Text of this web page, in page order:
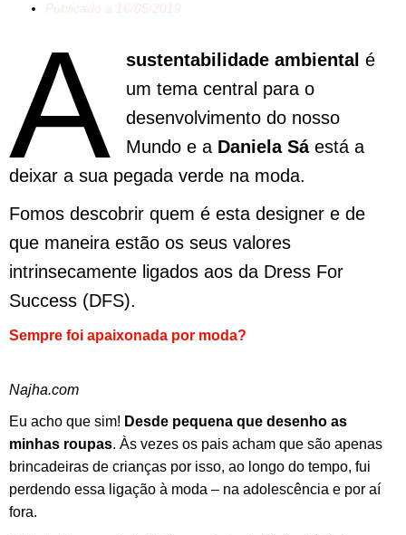
Publicado a 16/05/2019
A sustentabilidade ambiental é
um tema central para o
desenvolvimento do nosso
Mundo e a Daniela Sá está a
deixar a sua pegada verde na moda.
Fomos descobrir quem é esta designer e de
que maneira estão os seus valores
intrinsecamente ligados aos da Dress For
Success (DFS).
Sempre foi apaixonada por moda?
Najha.com
Eu acho que sim! Desde pequena que desenho as
minhas roupas. Às vezes os pais acham que são apenas
brincadeiras de crianças por isso, ao longo do tempo, fui
perdendo essa ligação à moda – na adolescência e por aí
fora.